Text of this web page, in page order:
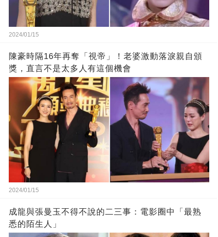
2024/01/15
陳豪時隔16年再奪「視帝」！老婆激動落淚親自頒
獎，直言不是太多人有這個機會
2024/01/15
成龍與張曼玉不得不說的二三事：電影圈中「最熟
悉的陌生人」